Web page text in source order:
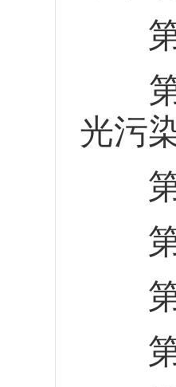
第
第
光污
第
第
第
第